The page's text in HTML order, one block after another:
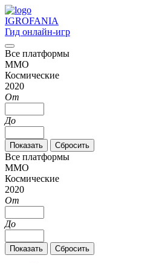
IGROFANIA
Гид онлайн-игр
Все платформы
MMO
Космические
2020
От
До
Все платформы
MMO
Космические
2020
От
До